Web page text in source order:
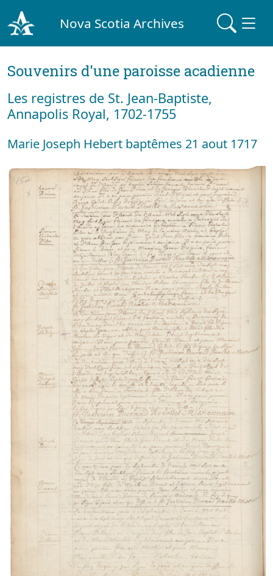
Nova Scotia Archives
Souvenirs d'une paroisse acadienne
Les registres de St. Jean-Baptiste,
Annapolis Royal, 1702-1755
Marie Joseph Hebert baptêmes 21 aout 1717